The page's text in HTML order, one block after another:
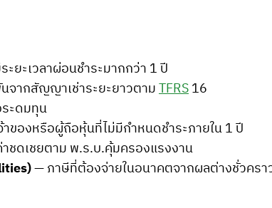
ยะเวลาผ่อนชำระมากกว่า 1 ปี
จากสัญญาเช่าระยะยาวตามTFRS16
ะดมทุน
าของหรือผู้ถือหุ้นที่ไม่มีกำหนดชำระภายใน 1 ปี
ชดเชยตาม พ.ร.บ.คุ้มครองแรงงาน
— ภาษีที่ต้องจ่ายในอนาคตจากผลต่างชั่วครา